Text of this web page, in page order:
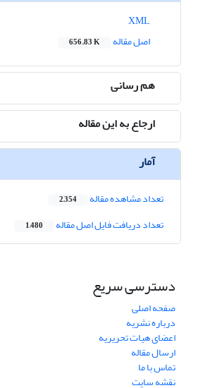
اصل مقاله
656.83 K
هم رسانی
ارجاع به این مقاله
آمار
تعداد مشاهده مقاله 2,354
تعداد دریافت فایل اصل مقاله 1,480
دسترسی سریع
صفحه اصلی
درباره نشریه
اعضای هیات تحریریه
ارسال مقاله
تماس با ما
نقشه سایت